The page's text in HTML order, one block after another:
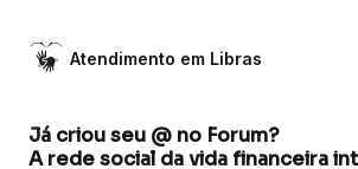
Atendimento em Libras
Já criou seu @ no Forum?
A rede social da vida financeira